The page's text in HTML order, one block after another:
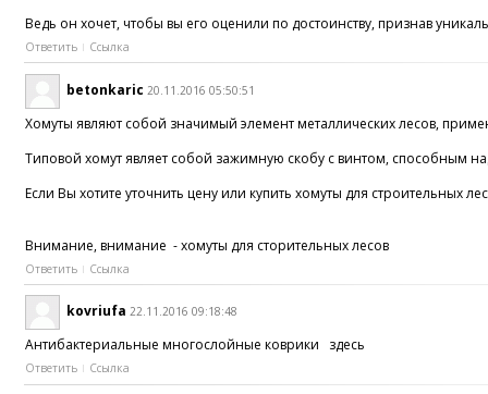
Ведь он хочет, чтобы вы его оценили по достоинству, признав
Ответить Ссылка
betonkaric 20.11.2016 05:50:51
Хомуты являют собой значимый элемент металлических лесов,
Типовой хомут являет собой зажимную скобу с винтом, способным
Если Вы хотите уточнить цену или купить хомуты для строительных
Внимание, внимание - хомуты для сторительных лесов
Ответить Ссылка
kovriufa 22.11.2016 09:18:48
Антибактериальные многослойные коврики здесь
Ответить Ссылка